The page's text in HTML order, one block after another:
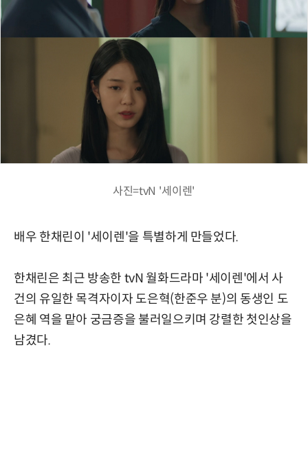
사진=tvN '세이렌'
배우 한채린이 '세이렌'을 특별하게 만들었다.
한채린은 최근 방송한 tvN 월화드라마 '세이렌'에서 사
건의 유일한 목격자이자 도은혁(한준우 분)의 동생인 도
은혜 역을 맡아 궁금증을 불러일으키며 강렬한 첫인상을
남겼다.